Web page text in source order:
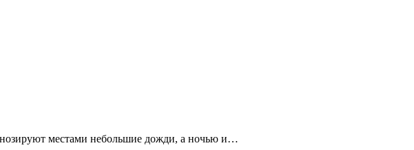
местами небольшие дожди, а ночью и…